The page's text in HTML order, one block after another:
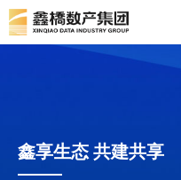
鑫享生态 共建共享